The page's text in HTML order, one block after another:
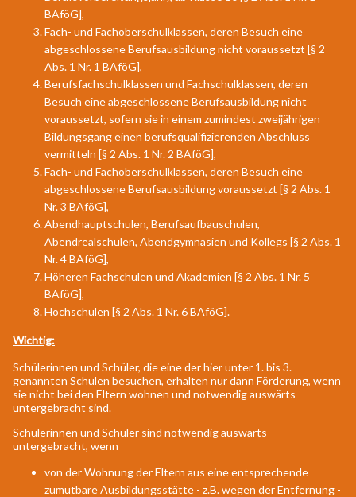
BAföG],
Fach- und Fachoberschulklassen, deren Besuch eine
abgeschlossene Berufsausbildung nicht voraussetzt [§ 2
Abs. 1 Nr. 1 BAföG],
Berufsfachschulklassen und Fachschulklassen, deren
Besuch eine abgeschlossene Berufsausbildung nicht
voraussetzt, sofern sie in einem zumindest zweijährigen
Bildungsgang einen berufsqualifizierenden Abschluss
vermitteln [§ 2 Abs. 1 Nr. 2 BAföG],
Fach- und Fachoberschulklassen, deren Besuch eine
abgeschlossene Berufsausbildung voraussetzt [§ 2 Abs. 1
Nr. 3 BAföG],
Abendhauptschulen, Berufsaufbauschulen,
Abendrealschulen, Abendgymnasien und Kollegs [§ 2 Abs. 1
Nr. 4 BAföG],
Höheren Fachschulen und Akademien [§ 2 Abs. 1 Nr. 5
BAföG],
Hochschulen [§ 2 Abs. 1 Nr. 6 BAföG].
Wichtig:
Schülerinnen und Schüler, die eine der hier unter 1. bis 3.
genannten Schulen besuchen, erhalten nur dann Förderung, wenn
sie nicht bei den Eltern wohnen und notwendig auswärts
untergebracht sind.
Schülerinnen und Schüler sind notwendig auswärts
untergebracht, wenn
von der Wohnung der Eltern aus eine entsprechende
zumutbare Ausbildungsstätte - z.B. wegen der Entfernung -